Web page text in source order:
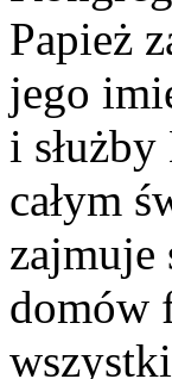
Papież
jego
i
całym
zajmuje
domów